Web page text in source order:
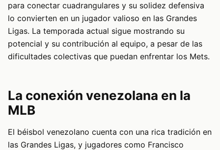
para conectar cuadrangulares y su solidez defensiva
lo convierten en un jugador valioso en las Grandes
Ligas. La temporada actual sigue mostrando su
potencial y su contribución al equipo, a pesar de las
dificultades colectivas que puedan enfrentar los Mets.
La conexión venezolana en la
MLB
El béisbol venezolano cuenta con una rica tradición en
las Grandes Ligas, y jugadores como Francisco